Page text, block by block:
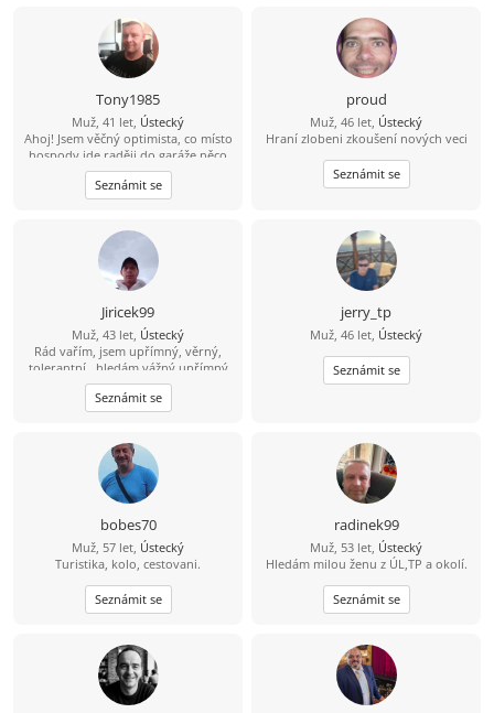
Tony1985
Muž, 41 let, Ústecký
Ahoj! Jsem věčný optimista, co místo
hospody jde raději do garáže něco
vytvářet. V bytě me moc nenajdeš,
protože trávím čas v přírodě na
houbách, na rybách... Hledám tu
kam nás to zavede ????
Seznámit se
proud
Muž, 46 let, Ústecký
Hraní zlobeni zkoušení nových veci
Seznámit se
Jiricek99
Muž, 43 let, Ústecký
Rád vařím, jsem upřímný, věrný,
tolerantní , hledám vážný upřímný
vztah, můj kontakt je
704/538857,snad není můj
hendikepek problém se znovu
věrný, upřímný, tolerantní, mám rád
procházky,hudbu, můj kontakt je
pospajiri33@seznam.cz
účet budu rád když mi napíšeš
Seznámit se
jerry_tp
Muž, 46 let, Ústecký
Seznámit se
bobes70
Muž, 57 let, Ústecký
Turistika, kolo, cestovani.
Seznámit se
radinek99
Muž, 53 let, Ústecký
Hledám milou ženu z ÚL,TP a okolí.
Seznámit se